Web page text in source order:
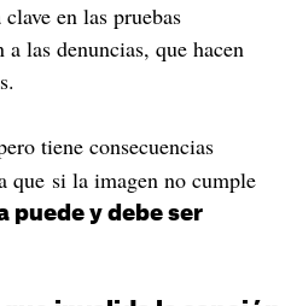
en las pruebas
las denuncias, que hacen
tiene consecuencias
que si la imagen no cumple
puede y debe ser